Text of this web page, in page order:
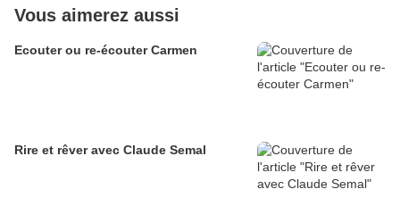
Vous aimerez aussi
Ecouter ou re-écouter Carmen
Rire et rêver avec Claude Semal